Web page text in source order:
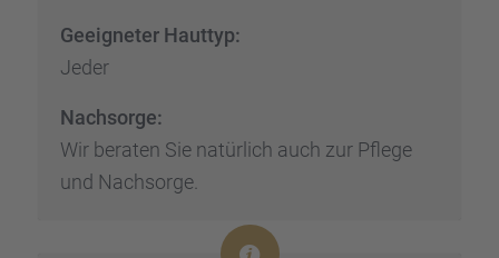
Geeig­ne­ter Hauttyp:
Jeder
Nachsorge:
Wir beraten Sie natür­lich auch zur Pflege
und Nachsorge.